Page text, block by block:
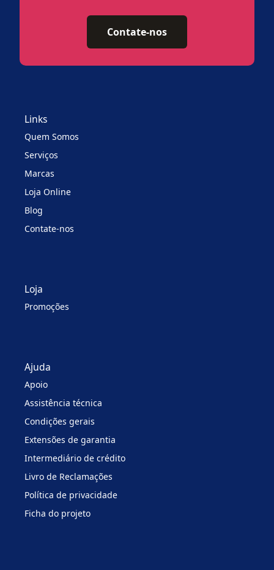
Contate-nos
Links
Quem Somos
Serviços
Marcas
Loja Online
Blog
Contate-nos
Loja
Promoções
Ajuda
Apoio
Assistência técnica
Condições gerais
Extensões de garantia
Intermediário de crédito
Livro de Reclamações
Política de privacidade
Ficha do projeto